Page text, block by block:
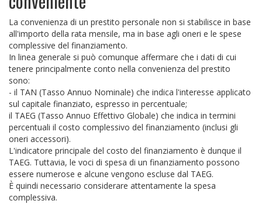
La convenienza di un prestito personale non si stabilisce in base
all'importo della rata mensile, ma in base agli oneri e le spese
complessive del finanziamento.
In linea generale si può comunque affermare che i dati di cui
tenere principalmente conto nella convenienza del prestito
sono:
- il TAN (Tasso Annuo Nominale) che indica l'interesse applicato
sul capitale finanziato, espresso in percentuale;
il TAEG (Tasso Annuo Effettivo Globale) che indica in termini
percentuali il costo complessivo del finanziamento (inclusi gli
oneri accessori).
L'indicatore principale del costo del finanziamento è dunque il
TAEG. Tuttavia, le voci di spesa di un finanziamento possono
essere numerose e alcune vengono escluse dal TAEG.
È quindi necessario considerare attentamente la spesa
complessiva.